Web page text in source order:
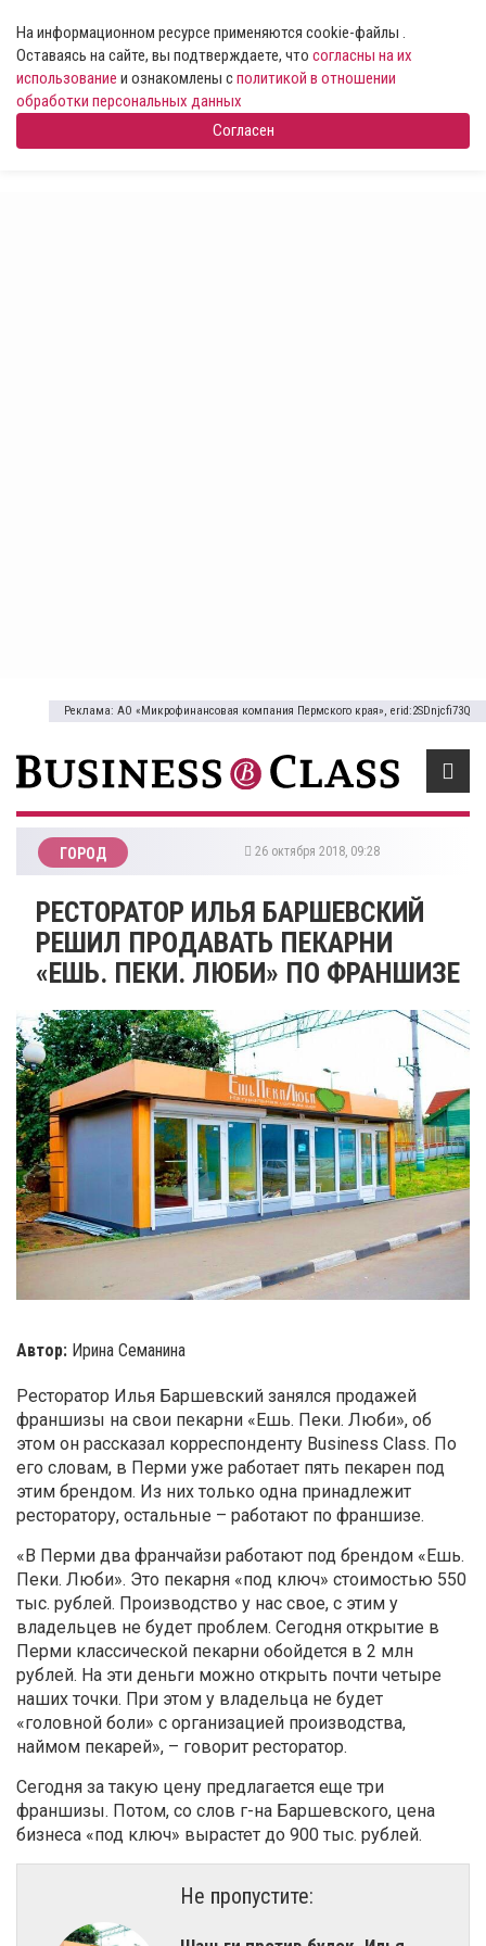
На информационном ресурсе применяются cookie-файлы .
Оставаясь на сайте, вы подтверждаете, что согласны на их
использование и ознакомлены сполитикой в отношении
обработки персональных данных
Согласен
Реклама: АО «Микрофинансовая компания Пермского края», erid:2SDnjcfi73Q
ГОРОД 26 октября 2018, 09:28
РЕСТОРАТОР ИЛЬЯ БАРШЕВСКИЙ
РЕШИЛ ПРОДАВАТЬ ПЕКАРНИ
«ЕШЬ. ПЕКИ. ЛЮБИ» ПО ФРАНШИЗЕ
Автор: Ирина Семанина
Ресторатор Илья Баршевский занялся продажей
франшизы на свои пекарни «Ешь. Пеки. Люби», об
этом он рассказал корреспонденту Business Class. По
его словам, в Перми уже работает пять пекарен под
этим брендом. Из них только одна принадлежит
ресторатору, остальные – работают по франшизе.
«В Перми два франчайзи работают под брендом «Ешь.
Пеки. Люби». Это пекарня «под ключ» стоимостью 550
тыс. рублей. Производство у нас свое, с этим у
владельцев не будет проблем. Сегодня открытие в
Перми классической пекарни обойдется в 2 млн
рублей. На эти деньги можно открыть почти четыре
наших точки. При этом у владельца не будет
«головной боли» с организацией производства,
наймом пекарей», – говорит ресторатор.
Сегодня за такую цену предлагается еще три
франшизы. Потом, со слов г-на Баршевского, цена
бизнеса «под ключ» вырастет до 900 тыс. рублей.
Не пропустите: